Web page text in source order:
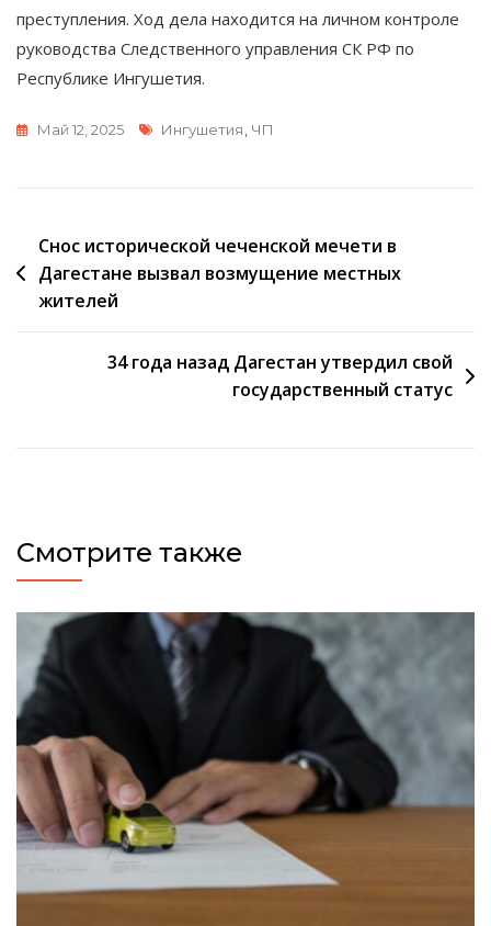
преступления. Ход дела находится на личном контроле
руководства Следственного управления СК РФ по
Республике Ингушетия.
Май 12, 2025 Метки
Ингушетия ЧП
Навигация
по
записям
Снос исторической чеченской мечети в
Дагестане вызвал возмущение местных
жителей
34 года назад Дагестан утвердил свой
государственный статус
Смотрите также